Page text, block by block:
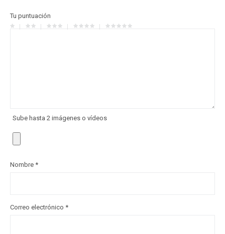
Tu puntuación
Sube hasta 2 imágenes o vídeos
Nombre *
Correo electrónico *